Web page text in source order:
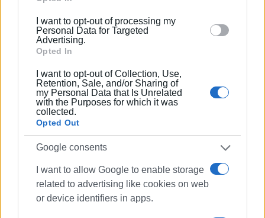
section.
I want to opt-out of processing my
Personal Data for Targeted
Advertising.
Opted In
I want to opt-out of Collection, Use,
Retention, Sale, and/or Sharing of
my Personal Data that Is Unrelated
with the Purposes for which it was
collected.
Opted Out
Google consents
I want to allow Google to enable storage
related to advertising like cookies on web
or device identifiers in apps.
παρακολούθησαν τη συναυλία από τη γιγαντοοθόνη
στον εξωτερικό χώρο της πλατείας.
Ξεχωριστό τόνο στη βραδιά έδωσαν οι εξαιρετικές
ερμηνείες της σοπράνο Εύας Καργιοφύλη και του
νεαρού σολίστ Παναγιώτη Βασιλόπουλου (άλτο
σαξόφωνο), οι οποίοι απέσπασαν το παρατεταμένο
χειροκρότημα του κόσμου.
Τη ροή της εκδήλωσης πλαισίωσε με την ατμοσφαιρική
αφήγησή της η ηθοποιός της Κερκυραϊκής Σκηνής,
Την εκδήλωση τίμησαν με την παρουσία τους οι
Αντιπεριφερειάρχες κ.κ. Αργυρός και Κουλούρης, ο